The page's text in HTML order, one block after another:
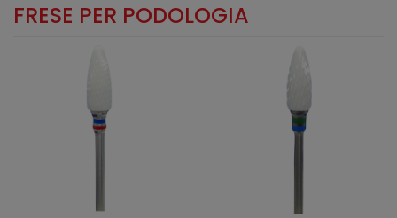
FRESE PER PODOLOGIA